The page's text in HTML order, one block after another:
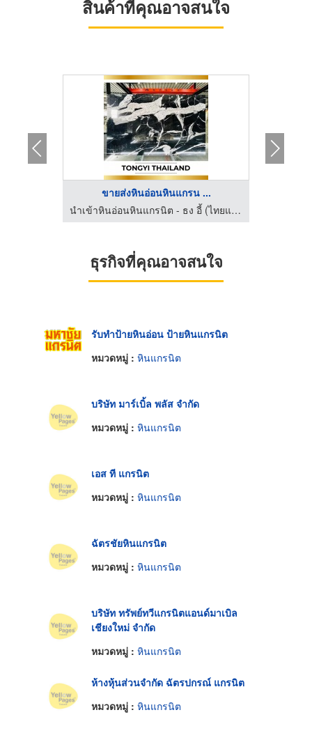
สินค้าที่คุณอาจสนใจ
ขายส่งหินอ่อนหินแกรน ...
นำเข้าหินอ่อนหินแกรนิต - ธง อี้ (ไทยแลนด์)
ธุรกิจที่คุณอาจสนใจ
รับทำป้ายหินอ่อน ป้ายหินแกรนิต
หมวดหมู่ : หินแกรนิต
บริษัท มาร์เบิ้ล พลัส จำกัด
หมวดหมู่ : หินแกรนิต
เอส ที แกรนิต
หมวดหมู่ : หินแกรนิต
ฉัตรชัยหินแกรนิต
หมวดหมู่ : หินแกรนิต
บริษัท ทรัพย์ทวีแกรนิตแอนด์มาเบิล
เชียงใหม่ จำกัด
หมวดหมู่ : หินแกรนิต
ห้างหุ้นส่วนจำกัด ฉัตรปกรณ์ แกรนิต
หมวดหมู่ : หินแกรนิต